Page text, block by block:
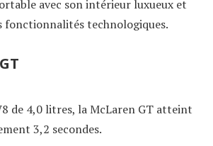
avec son intérieur luxueux et
fonctionnalités technologiques.
de 4,0 litres, la McLaren GT atteint
3,2 secondes.